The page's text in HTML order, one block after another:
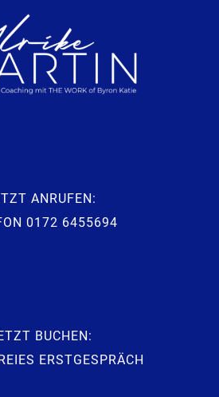
ANRUFEN:
0172 6455694‬
BUCHEN:
ERSTGESPRÄCH